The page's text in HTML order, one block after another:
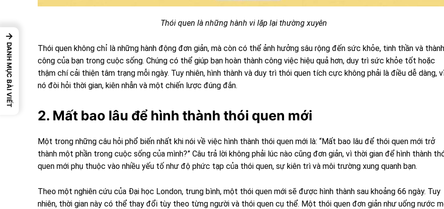
Thói quen là những hành vi lặp lại thường xuyên
Thói quen không chỉ là những hành động đơn giản, mà còn có thể ảnh hưởng sâu rộng đến sức khỏe, tinh thần và thành
công của bạn trong cuộc sống. Chúng có thể giúp bạn hoàn thành công việc hiệu quả hơn, duy trì sức khỏe tốt hoặc
thậm chí cải thiện tâm trạng mỗi ngày. Tuy nhiên, hình thành và duy trì thói quen tích cực không phải là điều dễ dàng,
nó đòi hỏi thời gian, kiên nhẫn và một chiến lược đúng đắn.
2. Mất bao lâu để hình thành thói quen mới
Một trong những câu hỏi phổ biến nhất khi nói về việc hình thành thói quen mới là: “Mất bao lâu để thói quen mới trở
thành một phần trong cuộc sống của mình?” Câu trả lời không phải lúc nào cũng đơn giản, vì thời gian để hình thành
quen mới phụ thuộc vào nhiều yếu tố như độ phức tạp của thói quen, sự kiên trì và môi trường xung quanh bạn.
Theo một nghiên cứu của Đại học London, trung bình, một thói quen mới sẽ được hình thành sau khoảng 66 ngày. Tuy
nhiên, thời gian này có thể thay đổi tùy theo từng người và thói quen cụ thể. Một thói quen đơn giản như uống nước
→
DANH MỤC BÀI VIẾT